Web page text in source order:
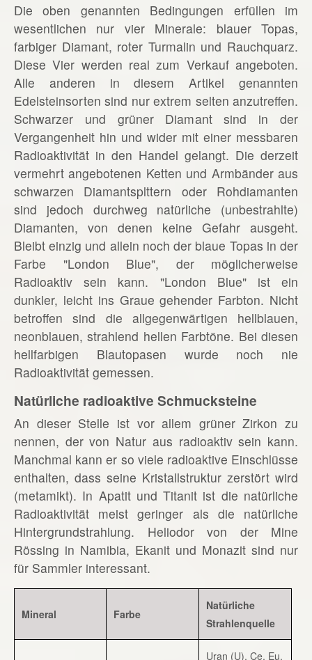
Die oben genannten Bedingungen erfüllen im
wesentlichen nur vier Minerale: blauer Topas,
farbiger Diamant, roter Turmalin und Rauchquarz.
Diese Vier werden real zum Verkauf angeboten.
Alle anderen in diesem Artikel genannten
Edelsteinsorten sind nur extrem selten anzutreffen.
Schwarzer und grüner Diamant sind in der
Vergangenheit hin und wider mit einer messbaren
Radioaktivität in den Handel gelangt. Die derzeit
vermehrt angebotenen Ketten und Armbänder aus
schwarzen Diamantsplttern oder Rohdiamanten
sind jedoch durchweg natürliche (unbestrahlte)
Diamanten, von denen keine Gefahr ausgeht.
Bleibt einzig und allein noch der blaue Topas in der
Farbe "London Blue", der möglicherweise
Radioaktiv sein kann. "London Blue" ist ein
dunkler, leicht ins Graue gehender Farbton. Nicht
betroffen sind die allgegenwärtigen hellblauen,
neonblauen, strahlend hellen Farbtöne. Bei diesen
hellfarbigen Blautopasen wurde noch nie
Radioaktivität gemessen.
Natürliche radioaktive Schmucksteine
An dieser Stelle ist vor allem grüner Zirkon zu
nennen, der von Natur aus radioaktiv sein kann.
Manchmal kann er so viele radioaktive Einschlüsse
enthalten, dass seine Kristallstruktur zerstört wird
(metamikt). In Apatit und Titanit ist die natürliche
Radioaktivität meist geringer als die natürliche
Hintergrundstrahlung. Heliodor von der Mine
Rössing in Namibia, Ekanit und Monazit sind nur
für Sammler interessant.
Mineral Farbe
Natürliche
Strahlenquelle
Uran (U), Ce, Eu,